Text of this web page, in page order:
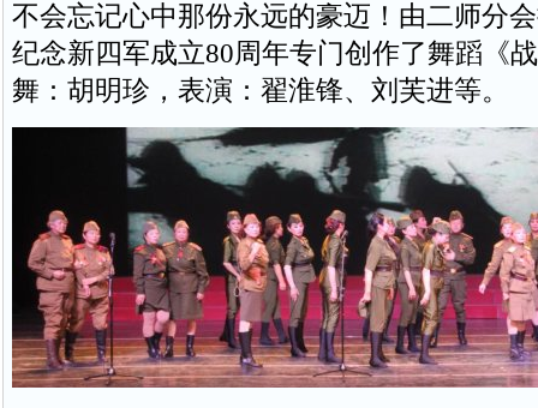
不会忘记心中那份永远的豪迈！由二师分
纪念新四军成立80周年专门创作了舞蹈《
舞：胡明珍，表演：翟淮锋、刘芙进等。